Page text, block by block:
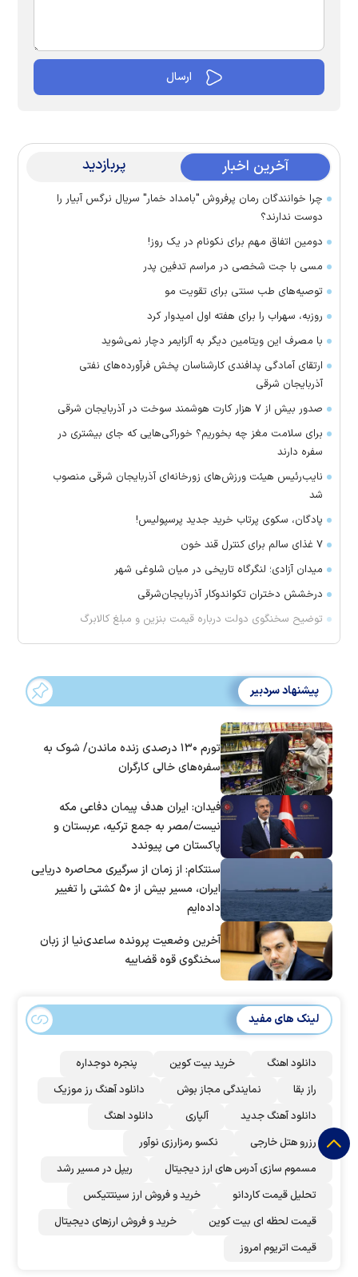
آخرین اخبار پربازدید
چرا خوانندگان رمان پرفروش "بامداد خمار" سریال نرگس آبیار را
دوست ندارند؟
دومین اتفاق مهم برای نکونام در یک روز!
مسی با جت شخصی در مراسم تدفین پدر
توصیه‌های طب سنتی برای تقویت مو
روزبه، سهراب را برای هفته اول امیدوار کرد
با مصرف این ویتامین دیگر به آلزایمر دچار نمی‌شوید
ارتقای آمادگی پدافندی کارشناسان پخش فرآورده‌های نفتی
آذربایجان شرقی
صدور بیش از ۷ هزار کارت هوشمند سوخت در آذربایجان شرقی
برای سلامت مغز چه بخوریم؟ خوراکی‌هایی که جای بیشتری در
سفره دارند
نایب‌رئیس هیئت ورزش‌های زورخانه‌ای آذربایجان شرقی منصوب
شد
پادگان، سکوی پرتاب خرید جدید پرسپولیس!
۷ غذای سالم برای کنترل قند خون
میدان آزادی؛ لنگرگاه تاریخی در میان شلوغی شهر
درخشش دختران تکواندوکار آذربایجان‌شرقی
توضیح سخنگوی دولت درباره قیمت بنزین و مبلغ کالابرگ
پیشنهاد سردبیر
تورم ۱۳۰ درصدی زنده ماندن/ شوک به
سفره‌های خالی کارگران
فیدان: ایران هدف پیمان دفاعی مکه
نیست/مصر به جمع ترکیه، عربستان و
پاکستان می پیوندد
سنتکام: از زمان از سرگیری محاصره دریایی
ایران، مسیر بیش از ۵۰ کشتی را تغییر
داده‌ایم
آخرین وضعیت پرونده ساعدی‌نیا از زبان
سخنگوی قوه قضاییه
لینک های مفید
دانلود اهنگ خرید بیت کوین
پنجره دوجداره
راز بقا
نمایندگی مجاز بوش
دانلود آهنگ رز‌ موزیک
دانلود آهنگ جدید
آلپاری
دانلود اهنگ
رزرو هتل خارجی
نکسو رمزارزی نوآور
مسموم سازی آدرس های ارز دیجیتال
ریپل در مسیر رشد
تحلیل قیمت کاردانو
خرید و فروش ارز سینتتیکس
قیمت لحظه ای بیت کوین
خرید و فروش ارزهای دیجیتال
قیمت اتریوم امروز